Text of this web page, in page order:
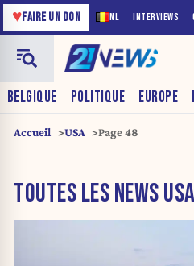
NL INTERVIEWS
♥FAIRE UN DON
BELGIQUE POLITIQUE EUROPE
Accueil USA Page 48
TOUTES LES NEWS